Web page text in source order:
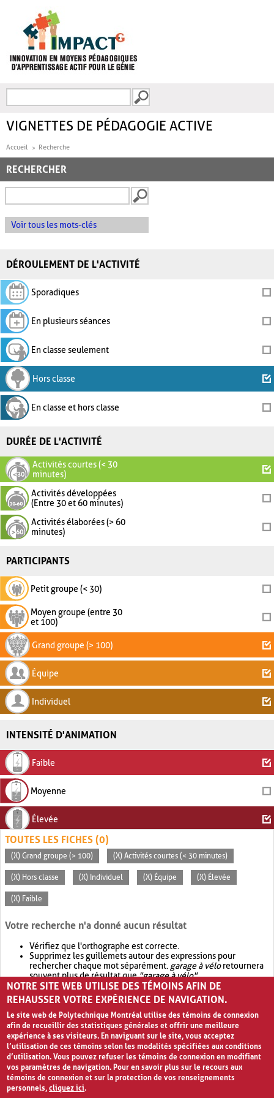
FORMULAIRE DE
VIGNETTES DE PÉDAGOGIE ACTIVE
Accueil Recherche
RECHERCHER
Voir tous les mots-clés
DÉROULEMENT DE L'ACTIVITÉ
Sporadiques
En plusieurs séances
En classe seulement
Hors classe
En classe et hors classe
DURÉE DE L'ACTIVITÉ
Activités courtes (< 30
minutes)
Activités développées
(Entre 30 et 60 minutes)
Activités élaborées (> 60
minutes)
PARTICIPANTS
Petit groupe (< 30)
Moyen groupe (entre 30
et 100)
Grand groupe (> 100)
Équipe
Individuel
INTENSITÉ D'ANIMATION
Faible
Moyenne
Élevée
TOUTES LES FICHES (0)
(X) Grand groupe (> 100) (X) Activités courtes (< 30 minutes)
(X) Hors classe (X) Individuel (X) Équipe (X) Élevée
(X) Faible
Votre recherche n'a donné aucun résultat
Vérifiez que l'orthographe est correcte.
Supprimez les guillemets autour des expressions pour
rechercher chaque mot séparément. garage à véloretournera
souvent plus de résultat que"garage à vélo".
Envisagez d'élargir votre recherche avec OR.garage OR vélo
retournera souvent plus de résultat quegarage à vélo
NOTRE SITE WEB UTILISE DES TÉMOINS AFIN DE
REHAUSSER VOTRE EXPÉRIENCE DE NAVIGATION.
Le site web de Polytechnique Montréal utilise des témoins de connexion
afin de recueillir des statistiques générales et offrir une meilleure
expérience à ses visiteurs. En naviguant sur le site, vous acceptez
l’utilisation de ces témoins selon les modalités spécifiées aux conditions
d’utilisation. Vous pouvez refuser les témoins de connexion en modifiant
vos paramètres de navigation. Pour en savoir plus sur le recours aux
témoins de connexion et sur la protection de vos renseignements
personnels,cliquez ici.